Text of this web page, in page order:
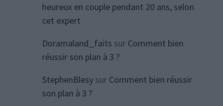
heureux en couple pendant 20 ans, selon
cet expert
Doramaland_faits sur Comment bien
réussir son plan à 3 ?
StephenBlesysur Comment bien réussir
son plan à 3 ?